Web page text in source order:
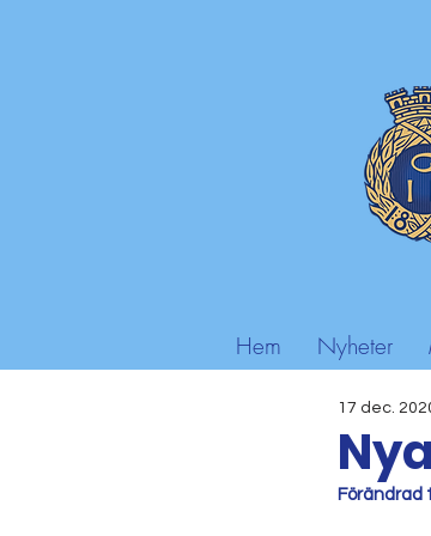
Hem Nyheter
17 dec.
Förändrad